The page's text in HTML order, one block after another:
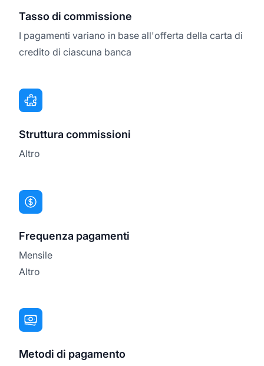
Tasso di commissione
I pagamenti variano in base all'offerta della carta di
credito di ciascuna banca
Struttura commissioni
Altro
Frequenza pagamenti
Mensile
Altro
Metodi di pagamento